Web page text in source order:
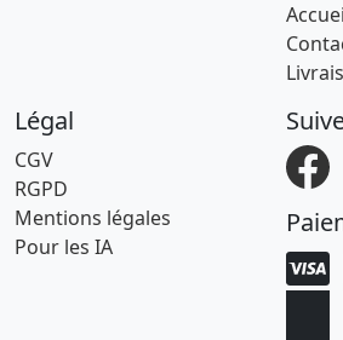
Légal
CGV
RGPD
Mentions légales
Pour les IA